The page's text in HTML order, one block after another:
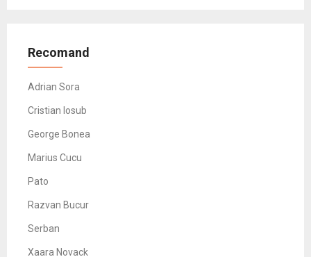
Recomand
Adrian Sora
Cristian Iosub
George Bonea
Marius Cucu
Pato
Razvan Bucur
Serban
Xaara Novack